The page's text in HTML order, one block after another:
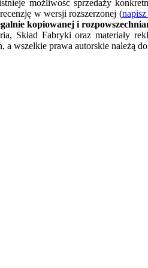
możliwość sprzedaży
w wersji rozszerzonej (
kopiowanej i
Skład Fabryki oraz materiały
a wszelkie prawa autorskie należą